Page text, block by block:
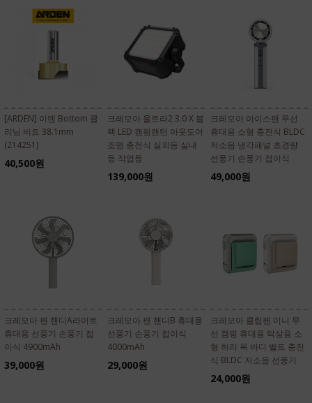
[ARDEN] 아덴 Bottom 클
리닝 비트 38.1mm
(214251)
40,500원
크레모아 울트라2 3.0 X 블
랙 LED 캠핑랜턴 아웃도어
조명 충전식 실외등 실내
등 작업등
139,000원
크레모아 아이스팬 무선
휴대용 소형 충전식 BLDC
저소음 냉각패널 초경량
선풍기 손풍기 접이식
49,000원
크레모아 팬 핸디A라이트
휴대용 선풍기 손풍기 접
이식 4900mAh
39,000원
크레모아 팬 핸디B 휴대용
선풍기 손풍기 접이식
4000mAh
29,000원
크레모아 클립팬 미니 무
선 캠핑 휴대용 탁상용 소
형 허리 목 바디 벨트 충전
식 BLDC 저소음 선풍기
24,000원